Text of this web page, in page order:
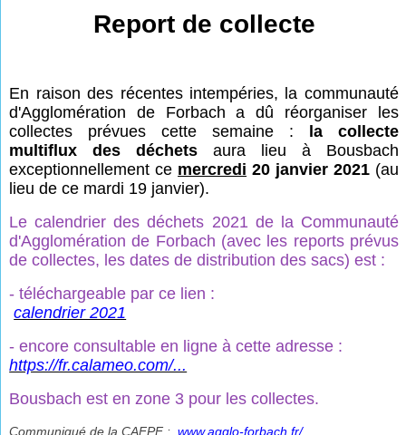
Report de collecte
En raison des récentes intempéries, la communauté
d'Agglomération de Forbach a dû réorganiser les
collectes prévues cette semaine : la collecte
multiflux des déchets aura lieu à Bousbach
exceptionnellement ce mercredi 20 janvier 2021(au
lieu de ce mardi 19 janvier).
Le calendrier des déchets 2021 de la Communauté
d'Agglomération de Forbach (avec les reports prévus
de collectes, les dates de distribution des sacs) est :
- téléchargeable par ce lien :
calendrier 2021
- encore consultable en ligne à cette adresse :
https://fr.calameo.com/...
Bousbach est en zone 3 pour les collectes.
Communiqué de la CAFPF :www.agglo-forbach.fr/...